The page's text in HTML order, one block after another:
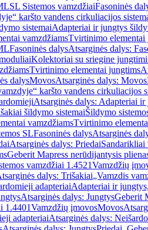
SL Sistemos vamzdžiaiFasoninės
karšto vandens cirkuliacijos
sistemaiAdapteriai ir jungtys
vamzdžiamsTvirtinimo elementai
Fasoninės dalysAtsarginės dalys:
Kolektoriai su sriegine jungtimi
Tvirtinimo elementai jungtims
dalysMovosAtsarginės dalys: Movos
karšto vandens cirkuliacijos
Atsarginės dalys: Adapteriai
šildymo sistemaiŠildymo
vamzdžiamsTvirtinimo
SLFasoninės dalysAtsarginės
Atsarginės dalys: PriedaiSandarikliai
Geberit Mapress nerūdijantysis
vamzdžiai 1.4521Vamzdžių
dalys: Trišakiai„Vamzdis
adapteriaiAdapteriai ir
Atsarginės dalys: JungtysGeberit
1.4401Vamzdžių įmovosMovos
adapteriaiAtsarginės dalys: